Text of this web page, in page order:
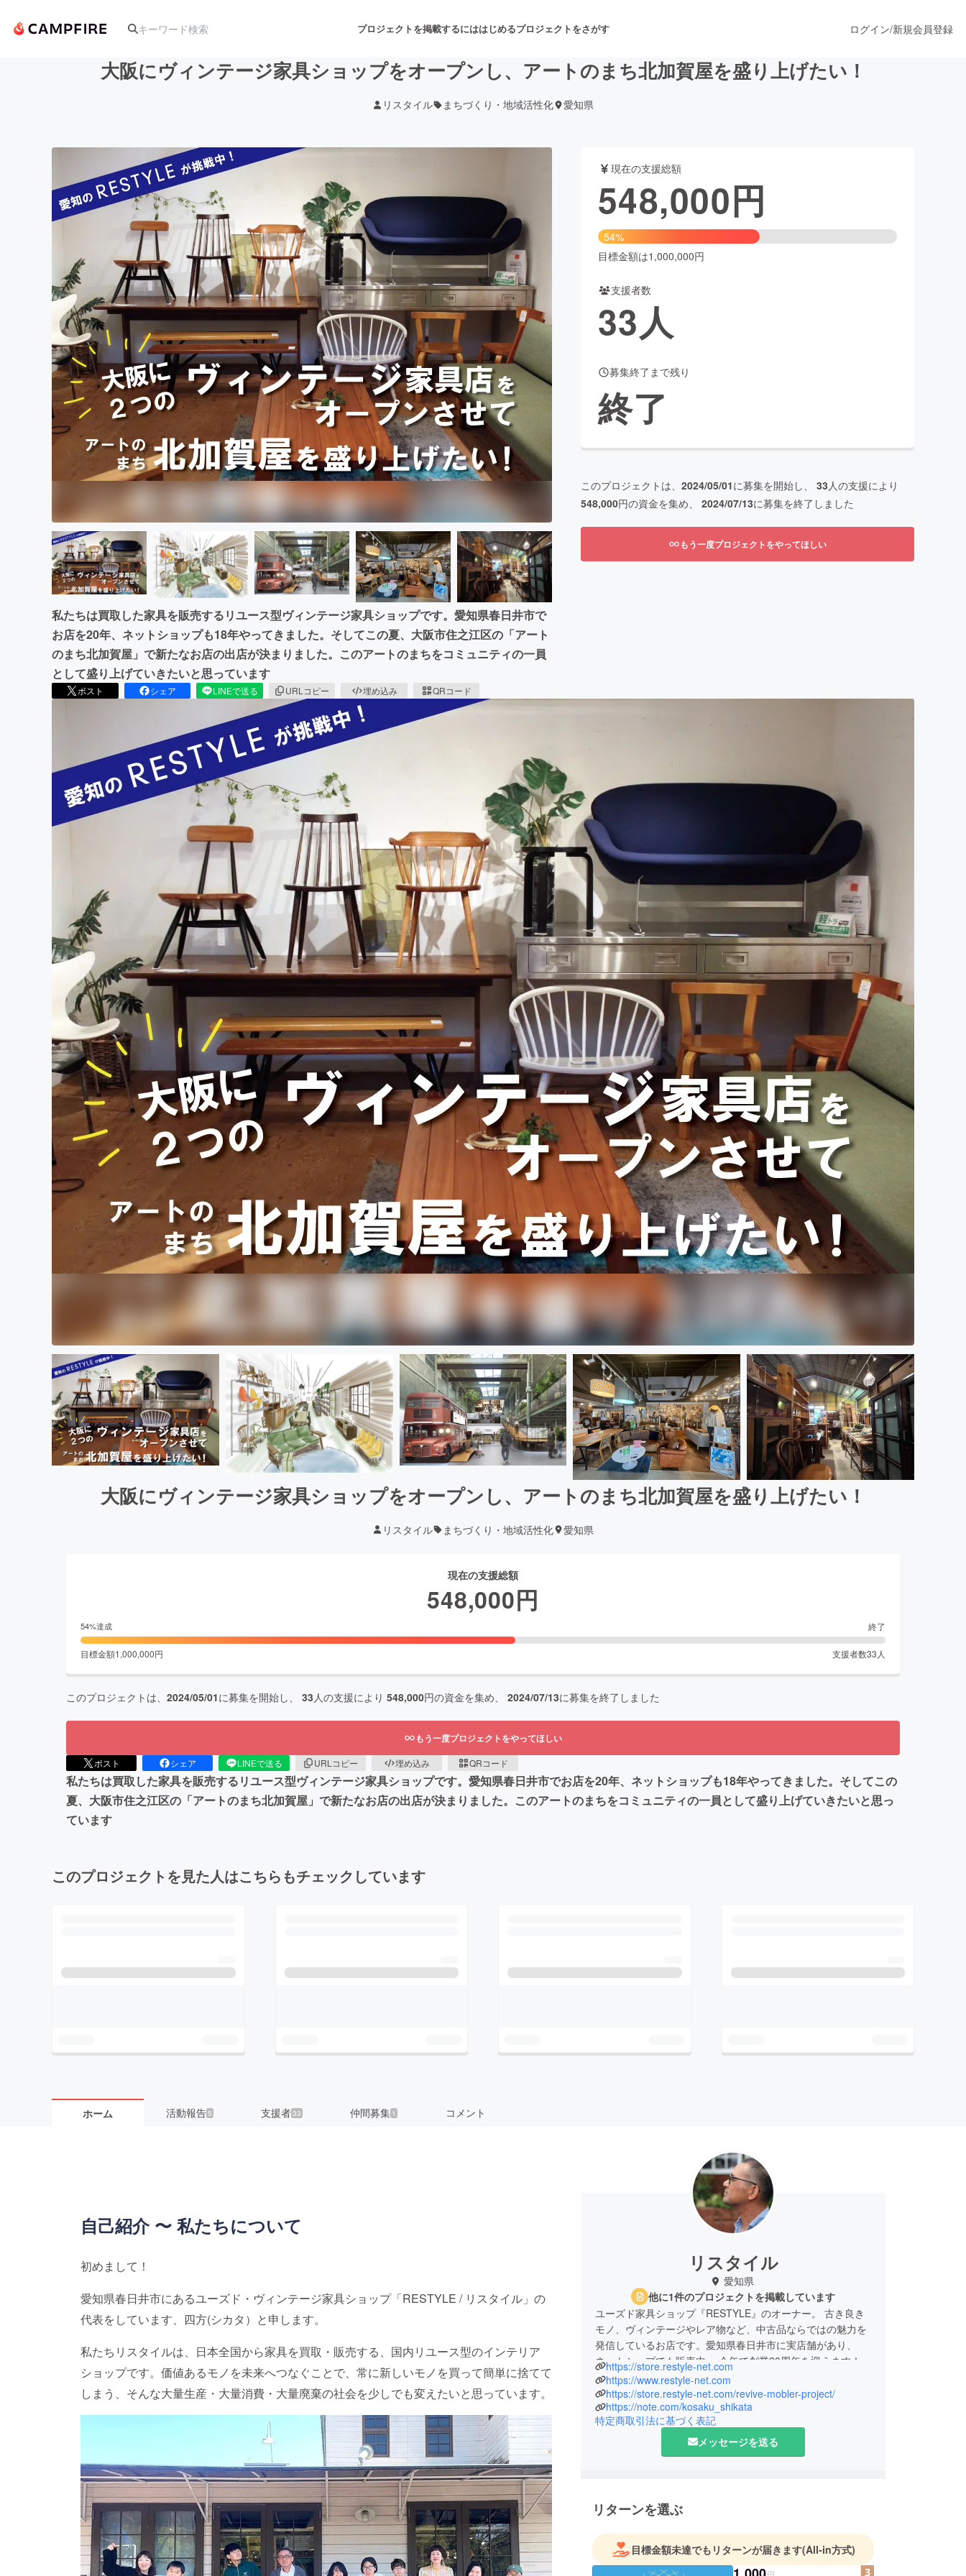
プロジェクトを掲載するにははじめるプロジェクトをさがす
アート・写真 舞台・パフォーマンス
テクノロジー・ガジェット ゲーム・サービス開発 ファッション
映像・映画 書籍・雑誌出版
ビジネス・起業 チャレンジ ビューティー・ヘルスケア
まちづくり・地域活性化
CAMPFIRE for Social Good CAMPFIRE Creation
CAMPFIREふるさと納税machi-ya
ログイン/新規会員登録
大阪にヴィンテージ家具ショップをオープンし、アートのまち北加賀屋を盛り上げたい！
リスタイル まちづくり・地域活性化 愛知県
私たちは買取した家具を販売するリユース型ヴィンテージ家具ショップです。愛知県春日井市で
お店を20年、ネットショップも18年やってきました。そしてこの夏、大阪市住之江区の「アート
のまち北加賀屋」で新たなお店の出店が決まりました。このアートのまちをコミュニティの一員
として盛り上げていきたいと思っています
ポスト シェア LINEで送る URLコピー 埋め込み QRコード
現在の支援総額
548,000円
54%
目標金額は1,000,000円
支援者数
33人
募集終了まで残り
終了
このプロジェクトは、 2024/05/01に募集を開始し、 33人の支援により
548,000円の資金を集め、 2024/07/13に募集を終了しました
もう一度プロジェクトをやってほしい
大阪にヴィンテージ家具ショップをオープンし、アートのまち北加賀屋を盛り上げたい！
リスタイル まちづくり・地域活性化 愛知県
現在の支援総額
548,000円
54%達成 終了
目標金額1,000,000円 支援者数33 人
このプロジェクトは、 2024/05/01に募集を開始し、 33 人の支援により 548,000円の資金を集め、 2024/07/13に募集を終了しました
もう一度プロジェクトをやってほしい
ポスト シェア LINEで送る URLコピー 埋め込み QRコード
私たちは買取した家具を販売するリユース型ヴィンテージ家具ショップです。愛知県春日井市でお店を20年、ネットショップも18年やってきました。そしてこの
夏、大阪市住之江区の「アートのまち北加賀屋」で新たなお店の出店が決まりました。このアートのまちをコミュニティの一員として盛り上げていきたいと思っ
ています
このプロジェクトを見た人はこちらもチェックしています
ホーム 活動報告5 支援者33 仲間募集 1 コメント
自己紹介 〜 私たちについて
初めまして！
愛知県春日井市にあるユーズド・ヴィンテージ家具ショップ「RESTYLE / リスタイル」の
代表をしています、四方(シカタ）と申します。
私たちリスタイルは、日本全国から家具を買取・販売する、国内リユース型のインテリア
ショップです。価値あるモノを未来へつなぐことで、常に新しいモノを買って簡単に捨てて
しまう、そんな大量生産・大量消費・大量廃棄の社会を少しでも変えたいと思っています。
リスタイル
愛知県
他に1件のプロジェクトを掲載しています
ユーズド家具ショップ『RESTYLE』のオーナー。 古き良き
モノ、ヴィンテージやレア物など、中古品ならではの魅力を
発信しているお店です。愛知県春日井市に実店舗があり、
ネットショプでも販売中。 今年で創業20周年を迎えます！
古き良きモノ、ヴィンテージやレア物など、中古品ならでは
の魅力を発信しています！「ユーズドライフ」で新しい発見
を！
大阪市住之江区北加賀屋に新たにお店をオープン予定！
https://store.restyle-net.com
https://www.restyle-net.com
https://store.restyle-net.com/revive-mobler-project/
https://note.com/kosaku_shikata
特定商取引法に基づく表記
メッセージを送る
リターンを選ぶ
目標金額未達でもリターンが届きます(All-in方式)